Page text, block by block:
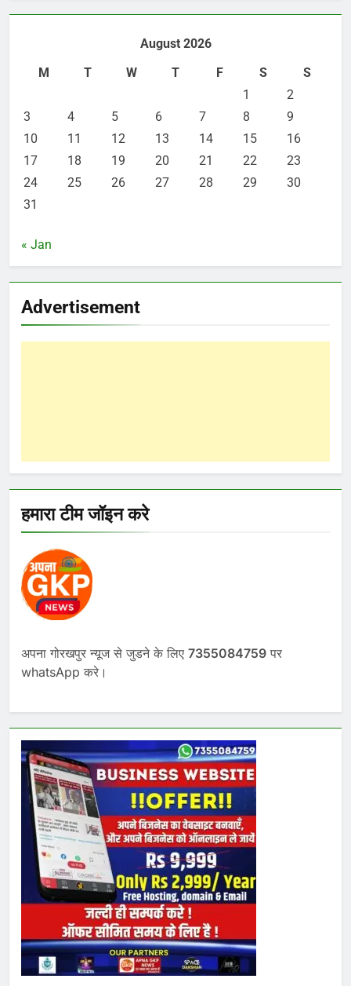
August 2026
M
T W T F S
S
1
2
3
4 5 6 7 8
9
10
11 12 13 14 15
16
17
18 19 20 21 22
23
24
25 26 27 28 29
30
31
« Jan
Advertisement
हमारा टीम जॉइन करे
अपना गोरखपुर न्यूज से जुडने के लिए 7355084759 पर
whatsApp करे।